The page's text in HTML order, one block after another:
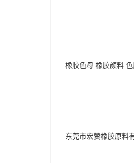
橡胶色母 橡胶颜料
东莞市宏赞橡胶原料